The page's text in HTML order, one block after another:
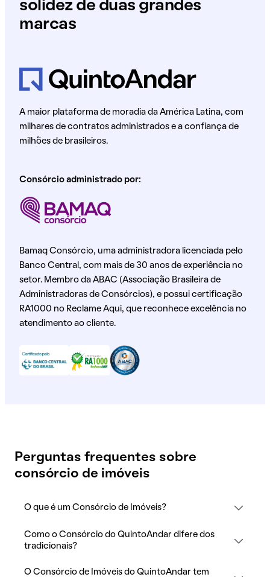
solidez de duas grandes
marcas
A maior plataforma de moradia da América Latina, com
milhares de contratos administrados e a confiança de
milhões de brasileiros.
Consórcio administrado por:
Bamaq Consórcio, uma administradora licenciada pelo
Banco Central, com mais de 30 anos de experiência no
setor. Membro da ABAC (Associação Brasileira de
Administradoras de Consórcios), e possui certificação
RA1000 no Reclame Aqui, que reconhece excelência no
atendimento ao cliente.
Perguntas frequentes sobre
consórcio de imóveis
O que é um Consórcio de Imóveis?
Como o Consórcio do QuintoAndar difere dos
tradicionais?
O Consórcio de Imóveis do QuintoAndar tem